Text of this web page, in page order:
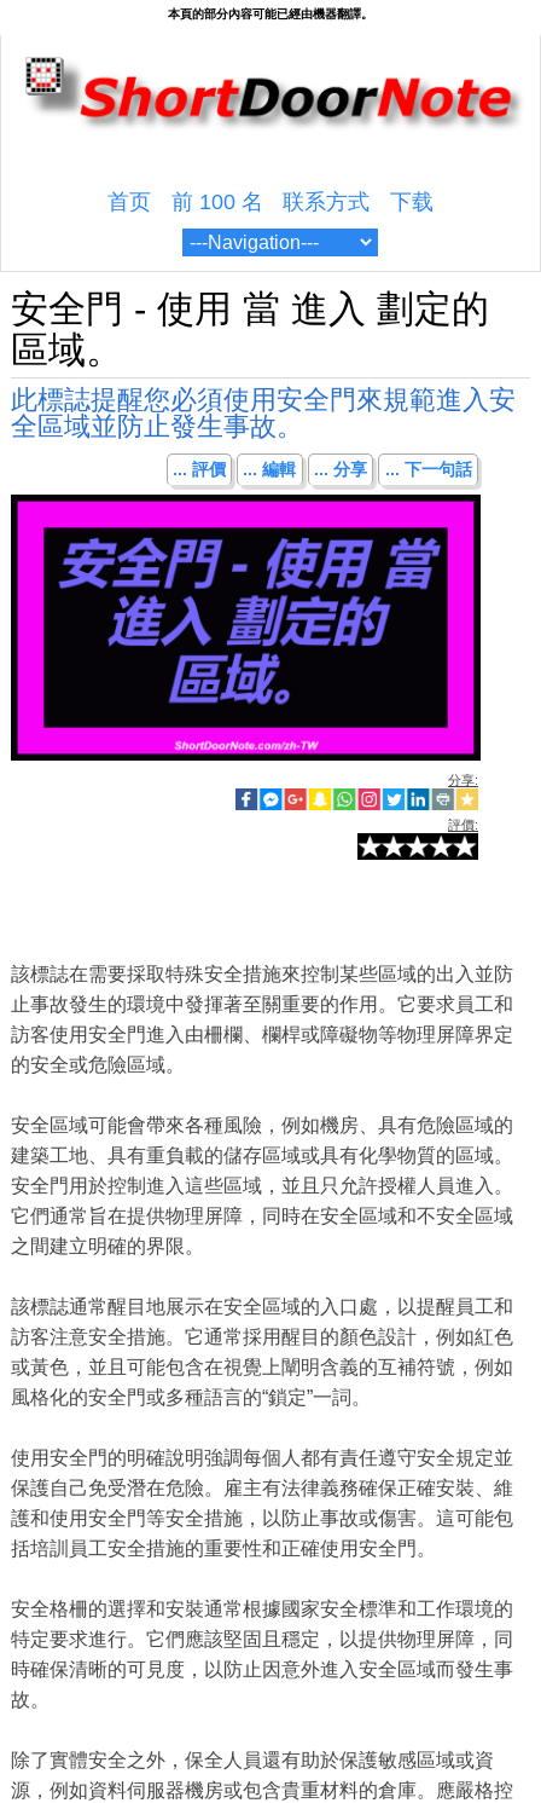
首页 前 100 名 联系方式 下载
安全門 - 使用 當 進入 劃定的
區域。
此標誌提醒您必須使用安全門來規範進入安
全區域並防止發生事故。
... 評價 ... 編輯 ... 分享 ... 下一句話
分享:
評價:
該標誌在需要採取特殊安全措施來控制某些區域的出入並防
止事故發生的環境中發揮著至關重要的作用。它要求員工和
訪客使用安全門進入由柵欄、欄桿或障礙物等物理屏障界定
的安全或危險區域。
安全區域可能會帶來各種風險，例如機房、具有危險區域的
建築工地、具有重負載的儲存區域或具有化學物質的區域。
安全門用於控制進入這些區域，並且只允許授權人員進入。
它們通常旨在提供物理屏障，同時在安全區域和不安全區域
之間建立明確的界限。
該標誌通常醒目地展示在安全區域的入口處，以提醒員工和
訪客注意安全措施。它通常採用醒目的顏色設計，例如紅色
或黃色，並且可能包含在視覺上闡明含義的互補符號，例如
風格化的安全門或多種語言的“鎖定”一詞。
使用安全門的明確說明強調每個人都有責任遵守安全規定並
保護自己免受潛在危險。雇主有法律義務確保正確安裝、維
護和使用安全門等安全措施，以防止事故或傷害。這可能包
括培訓員工安全措施的重要性和正確使用安全門。
安全格柵的選擇和安裝通常根據國家安全標準和工作環境的
特定要求進行。它們應該堅固且穩定，以提供物理屏障，同
時確保清晰的可見度，以防止因意外進入安全區域而發生事
故。
除了實體安全之外，保全人員還有助於保護敏感區域或資
源，例如資料伺服器機房或包含貴重材料的倉庫。應嚴格控